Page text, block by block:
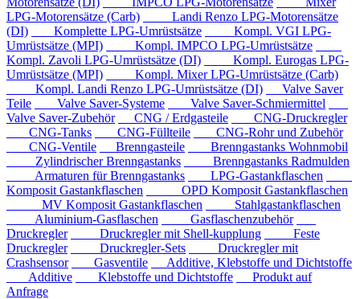
LPG-Motorensätze (Carb)
Landi Renzo LPG-Motorensätze
(DI)
Komplette LPG-Umrüstsätze
Kompl. VGI LPG-
Umrüstsätze (MPI)
Kompl. IMPCO LPG-Umrüstsätze
Kompl. Zavoli LPG-Umrüstsätze (DI)
Kompl. Eurogas LPG-
Umrüstsätze (MPI)
Kompl. Mixer LPG-Umrüstsätze (Carb)
Kompl. Landi Renzo LPG-Umrüstsätze (DI)
Valve Saver
Teile
Valve Saver-Systeme
Valve Saver-Schmiermittel
Valve Saver-Zubehör
CNG / Erdgasteile
CNG-Druckregler
CNG-Tanks
CNG-Füllteile
CNG-Rohr und Zubehör
CNG-Ventile
Brenngasteile
Brenngastanks Wohnmobil
Zylindrischer Brenngastanks
Brenngastanks Radmulden
Armaturen für Brenngastanks
LPG-Gastankflaschen
Komposit Gastankflaschen
OPD Komposit Gastankflaschen
MV Komposit Gastankflaschen
Stahlgastankflaschen
Aluminium-Gasflaschen
Gasflaschenzubehör
Druckregler
Druckregler mit Shell-kupplung
Feste
Druckregler
Druckregler-Sets
Druckregler mit
Crashsensor
Gasventile
Additive, Klebstoffe und Dichtstoffe
Additive
Klebstoffe und Dichtstoffe
Produkt auf
Anfrage